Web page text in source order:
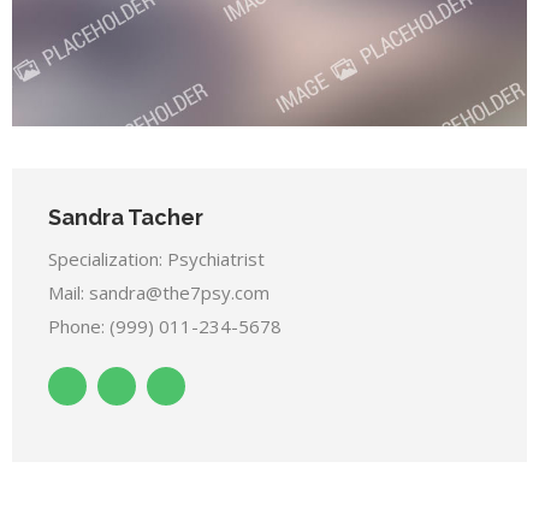
Sandra Tacher
Specialization: Psychiatrist
Mail: sandra@the7psy.com
Phone: (999) 011-234-5678